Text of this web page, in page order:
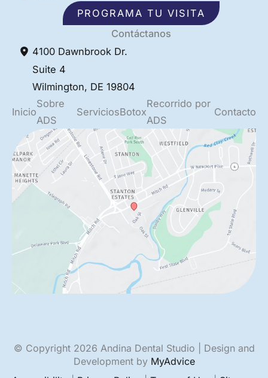
PROGRAMA TU VISITA
Contáctanos
4100 Dawnbrook Dr.
Suite 4
Wilmington, DE19804
Inicio
Sobre
ADS
ServiciosBotox
Recorrido por
ADS
Contacto
© Copyright 2026 Andina Dental Studio | Design and
Development by MyAdvice